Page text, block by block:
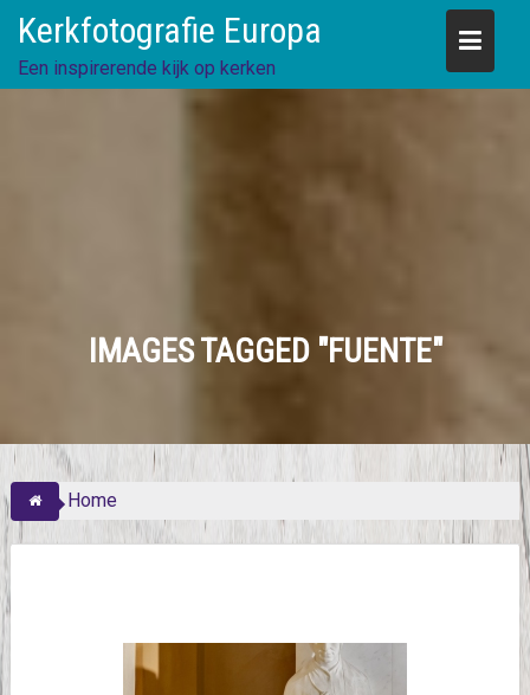
content
Kerkfotografie Europa
Een inspirerende kijk op kerken
IMAGES TAGGED "FUENTE"
Home